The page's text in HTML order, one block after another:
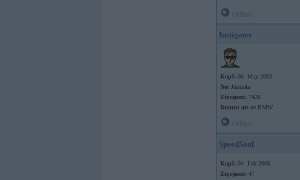
Instigater
Kopš: 08. May 2003
No: Jūrmala
Ziņojumi: 7428
Braucu ar: ne BMW
SpeedSoul
Kopš: 04. Feb 2006
Ziņojumi: 47